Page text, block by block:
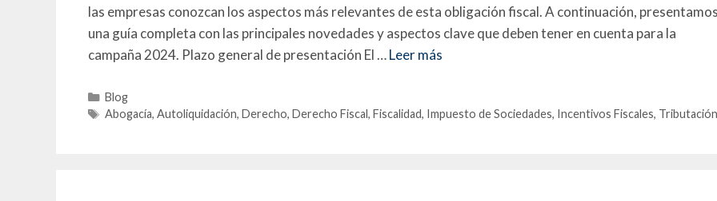
las empresas conozcan los aspectos más relevantes de esta obligación fiscal. A continuación, presentamos
una guía completa con las principales novedades y aspectos clave que deben tener en cuenta para la
campaña 2024. Plazo general de presentación El …Leer más
Blog
Abogacía,Autoliquidación,Derecho,Derecho Fiscal,Fiscalidad, Impuesto de Sociedades, Incentivos Fiscales, Tributación